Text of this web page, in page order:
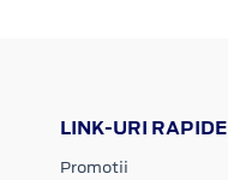
LINK-URI RAPIDE
Promotii